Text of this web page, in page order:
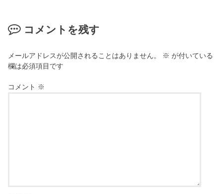
コメントを残す
メールアドレスが公開されることはありません。 ※ が付いている
欄は必須項目です
コメント ※